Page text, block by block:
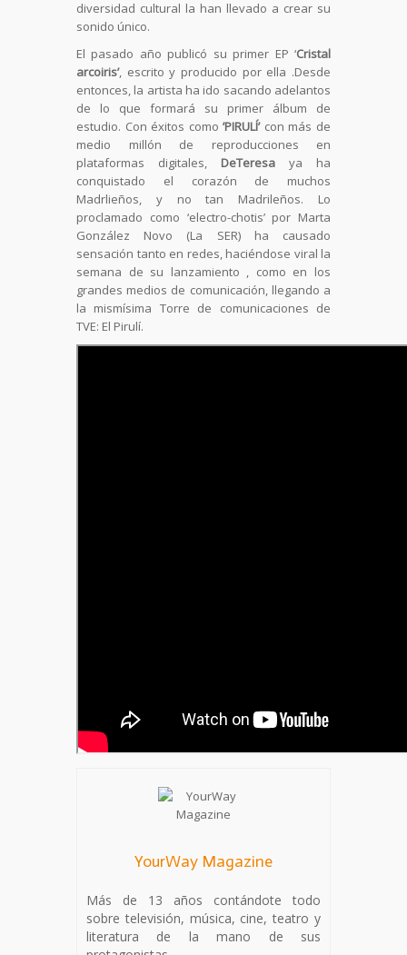
diversidad cultural la han llevado a crear su
sonido único.
El pasado año publicó su primer EP ‘Cristal
arcoiris’, escrito y producido por ella .Desde
entonces, la artista ha ido sacando adelantos
de lo que formará su primer álbum de
estudio. Con éxitos como’PIRULÍ’ con más de
medio millón de reproducciones en
plataformas digitales, DeTeresa ya ha
conquistado el corazón de muchos
Madrlieños, y no tan Madrileños. Lo
proclamado como ‘electro-chotis’ por Marta
González Novo (La SER) ha causado
sensación tanto en redes, haciéndose viral la
semana de su lanzamiento , como en los
grandes medios de comunicación, llegando a
la mismísima Torre de comunicaciones de
TVE: El Pirulí.
YourWay Magazine
Más de 13 años contándote todo
sobre televisión, música, cine, teatro y
literatura de la mano de sus